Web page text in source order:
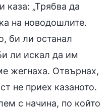
каза: „Трябва да
на новодошлите.
би ли останал
ли искал да им
жегнаха. Отвърнах,
не приех казаното.
с начина, по който